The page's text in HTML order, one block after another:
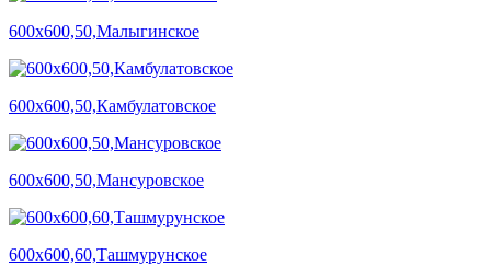
600х600,50,Малыгинское
600х600,50,Камбулатовское
600х600,50,Мансуровское
600х600,60,Ташмурунское